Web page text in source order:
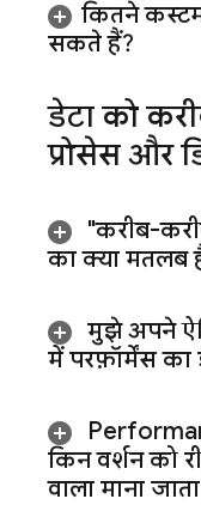
कितने
सकते हैं?
डेटा को
प्रोसेस और
"करीब-
का क्या मतलब
मुझे अपने
में परफ़ॉर्मेंस
किन वर्शन को
वाला माना